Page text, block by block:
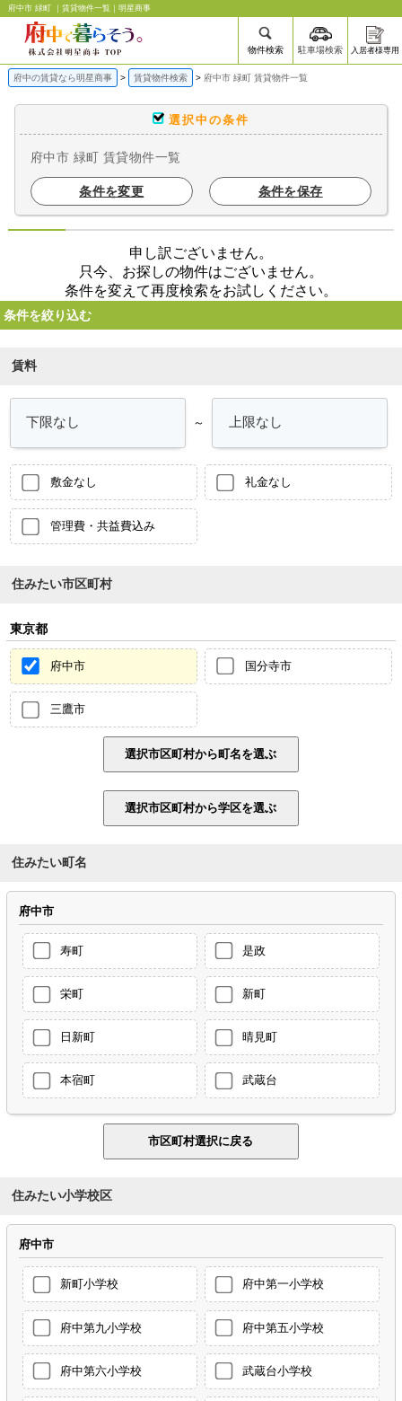
府中市 緑町 ｜賃貸物件一覧｜明星商事
物件検索 駐車場検索 入居者様専用
府中の賃貸なら明星商事 賃貸物件検索 府中市 緑町 賃貸物件一覧
選択中の条件
府中市 緑町 賃貸物件一覧
条件を変更 条件を保存
申し訳ございません。
只今、お探しの物件はございません。
条件を変えて再度検索をお試しください。
条件を絞り込む
賃料
～
敷金なし 礼金なし
管理費・共益費込み
住みたい市区町村
東京都
府中市 国分寺市
三鷹市
住みたい町名
府中市
寿町 是政
栄町 新町
日新町 晴見町
本宿町 武蔵台
住みたい小学校区
府中市
新町小学校 府中第一小学校
府中第九小学校 府中第五小学校
府中第六小学校 武蔵台小学校